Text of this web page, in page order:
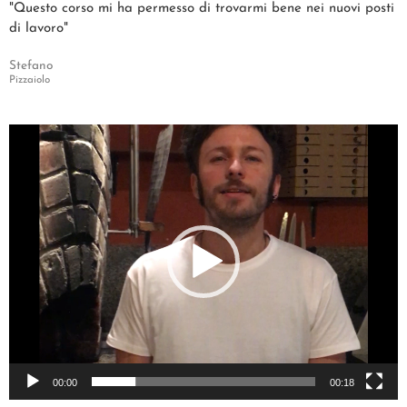
"Questo corso mi ha permesso di trovarmi bene nei nuovi posti
di lavoro"
Stefano
Pizzaiolo
Video
Player
00:00 00:18